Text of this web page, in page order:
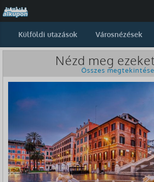
Külföldi utazások Városnézések
Nézd meg
Összes megtekintése